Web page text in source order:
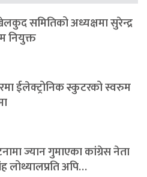
समितिको अध्यक्षमा सुरेन्द्र
नियुक्त
ईलेक्ट्रोनिक स्कुटरको स्वरुम
ज्यान गुमाएका कांग्रेस नेता
लोथ्यालप्रति अपि…